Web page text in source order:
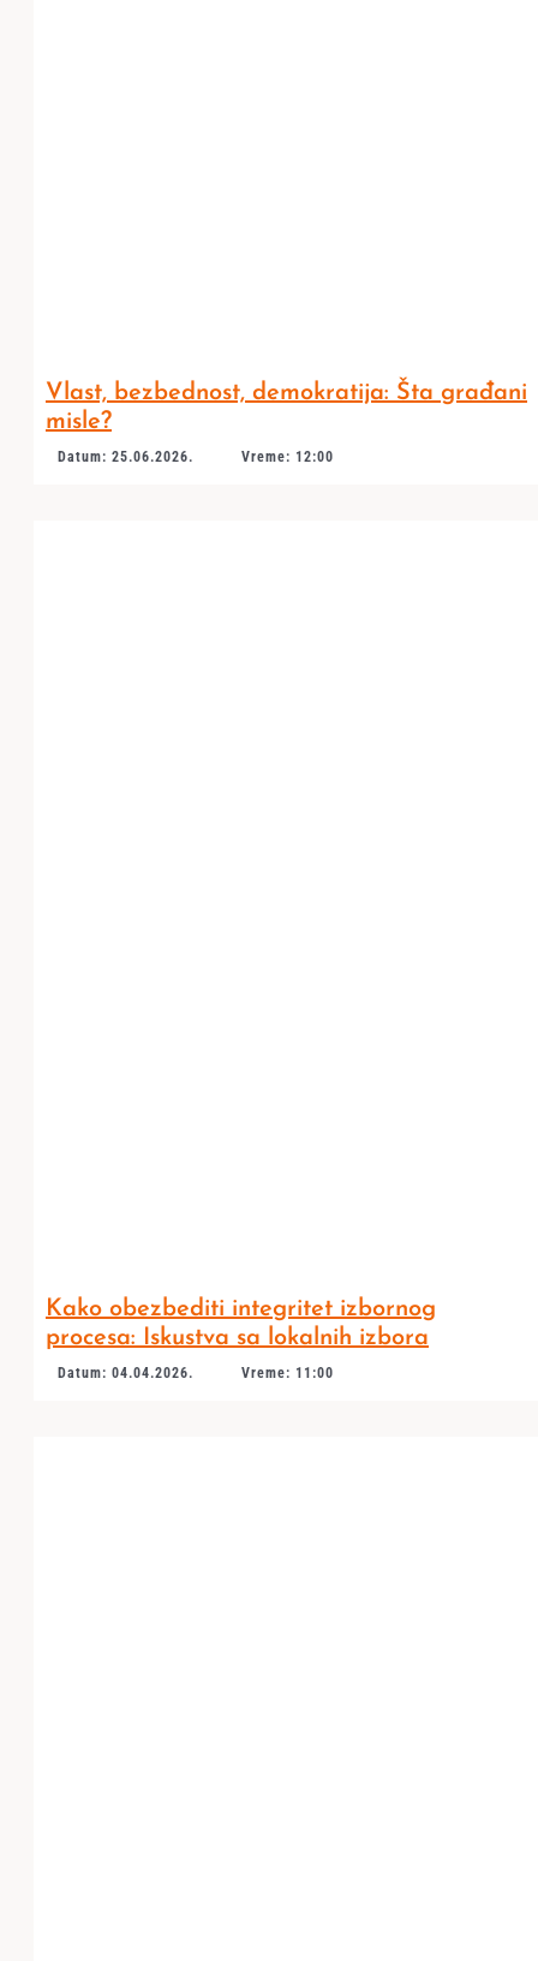
Vlast, bezbednost, demokratija: Šta građani
misle?
Datum: 25.06.2026. Vreme: 12:00
Kako obezbediti integritet izbornog
procesa: Iskustva sa lokalnih izbora
Datum: 04.04.2026. Vreme: 11:00